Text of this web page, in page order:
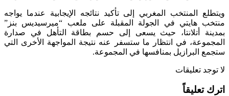
ويتطلع المنتخب المغربي إلى تأكيد نتائجه الإيجابية عندما يواجه
منتخب هايتي في الجولة المقبلة على ملعب “ميرسيديس بنز”
بمدينة أتلانتا، حيث يسعى إلى حسم بطاقة التأهل في صدارة
المجموعة، في انتظار ما ستسفر عنه نتيجة المواجهة الأخرى التي
ستجمع البرازيل بمنافسها في المجموعة.
لا توجد تعليقات
اترك تعليقاً